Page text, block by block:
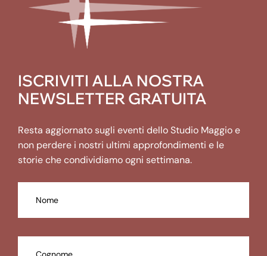
ISCRIVITI ALLA NOSTRA
NEWSLETTER GRATUITA
Resta aggiornato sugli eventi dello Studio Maggio e
non perdere i nostri ultimi approfondimenti e le
storie che condividiamo ogni settimana.